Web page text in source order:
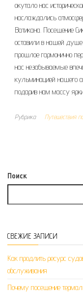
окутало нас
наслаждались
Ватикана. Посещение
оставили в нашей душе
прошлое гармонично
нас незабываемые
кульминацией нашего
подарив нам массу
Рубрика Путешествия
Поиск
СВЕЖИЕ ЗАПИСИ
Как продлить ресурс
обслуживания
Почему посещение